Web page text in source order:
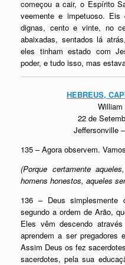
começou a cair, o Espírito
veemente e impetuoso.
dignas, cento e vinte, no
abaixadas, sentados lá
eles tinham estado com
poder, e tudo isso, mas
HEBREUS,
William
22 de
Jeffersonville
135 – Agora observem.
(Porque certamente
homens honestos, aqueles
136 – Deus
segundo a ordem de Arão,
Eles vêm descendo
aprendem a ser
Assim Deus os fez
sacerdotes, pela sua